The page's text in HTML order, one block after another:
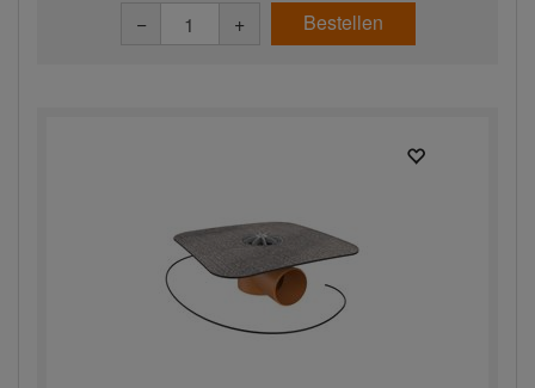
− + Bestellen